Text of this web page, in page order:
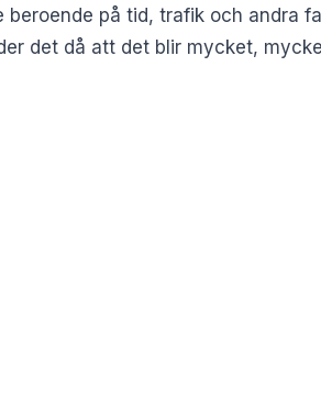
på tid, trafik och andra
det då att det blir mycket,